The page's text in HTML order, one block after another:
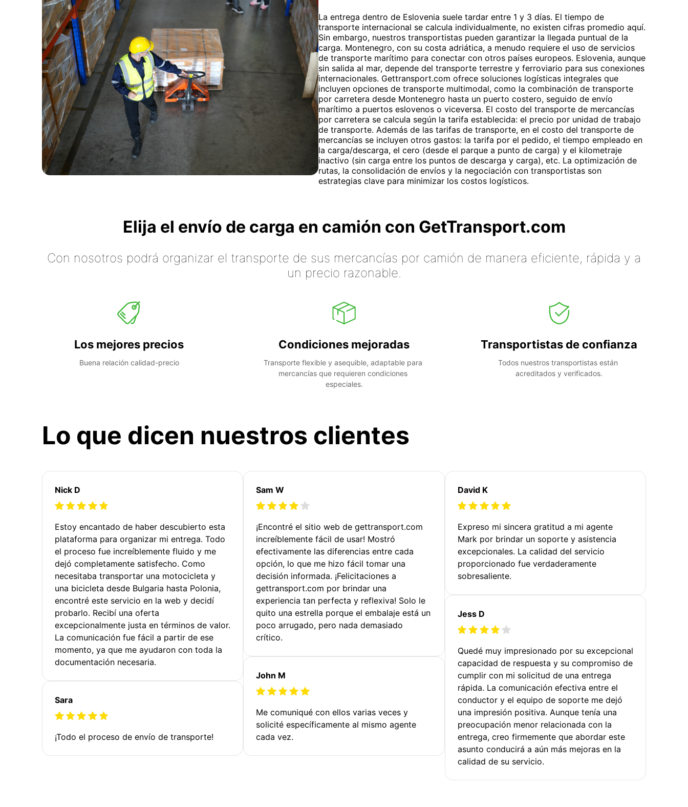
La entrega dentro de Eslovenia suele tardar entre 1 y 3 días. El tiempo de
transporte internacional se calcula individualmente, no existen cifras promedio aquí.
Sin embargo, nuestros transportistas pueden garantizar la llegada puntual de la
carga. Montenegro, con su costa adriática, a menudo requiere el uso de servicios
de transporte marítimo para conectar con otros países europeos. Eslovenia, aunque
sin salida al mar, depende del transporte terrestre y ferroviario para sus conexiones
internacionales. Gettransport.com ofrece soluciones logísticas integrales que
incluyen opciones de transporte multimodal, como la combinación de transporte
por carretera desde Montenegro hasta un puerto costero, seguido de envío
marítimo a puertos eslovenos o viceversa. El costo del transporte de mercancías
por carretera se calcula según la tarifa establecida: el precio por unidad de trabajo
de transporte. Además de las tarifas de transporte, en el costo del transporte de
mercancías se incluyen otros gastos: la tarifa por el pedido, el tiempo empleado en
la carga/descarga, el cero (desde el parque a punto de carga) y el kilometraje
inactivo (sin carga entre los puntos de descarga y carga), etc. La optimización de
rutas, la consolidación de envíos y la negociación con transportistas son
estrategias clave para minimizar los costos logísticos.
Elija el envío de carga en camión con GetTransport.com
Con nosotros podrá organizar el transporte de sus mercancías por camión de manera eficiente, rápida y a
un precio razonable.
Los mejores precios
Buena relación calidad-precio
Condiciones mejoradas
Transporte flexible y asequible, adaptable para
mercancías que requieren condiciones
especiales.
Transportistas de confianza
Todos nuestros transportistas están
acreditados y verificados.
Lo que dicen nuestros clientes
Nick D
Estoy encantado de haber descubierto esta
plataforma para organizar mi entrega. Todo
el proceso fue increíblemente fluido y me
dejó completamente satisfecho. Como
necesitaba transportar una motocicleta y
una bicicleta desde Bulgaria hasta Polonia,
encontré este servicio en la web y decidí
probarlo. Recibí una oferta
excepcionalmente justa en términos de valor.
La comunicación fue fácil a partir de ese
momento, ya que me ayudaron con toda la
documentación necesaria.
Sara
¡Todo el proceso de envío de transporte!
Sam W
¡Encontré el sitio web de gettransport.com
increíblemente fácil de usar! Mostró
efectivamente las diferencias entre cada
opción, lo que me hizo fácil tomar una
decisión informada. ¡Felicitaciones a
gettransport.com por brindar una
experiencia tan perfecta y reflexiva! Solo le
quito una estrella porque el embalaje está un
poco arrugado, pero nada demasiado
crítico.
John M
Me comuniqué con ellos varias veces y
solicité específicamente al mismo agente
cada vez.
David K
Expreso mi sincera gratitud a mi agente
Mark por brindar un soporte y asistencia
excepcionales. La calidad del servicio
proporcionado fue verdaderamente
sobresaliente.
Jess D
Quedé muy impresionado por su excepcional
capacidad de respuesta y su compromiso de
cumplir con mi solicitud de una entrega
rápida. La comunicación efectiva entre el
conductor y el equipo de soporte me dejó
una impresión positiva. Aunque tenía una
preocupación menor relacionada con la
entrega, creo firmemente que abordar este
asunto conducirá a aún más mejoras en la
calidad de su servicio.